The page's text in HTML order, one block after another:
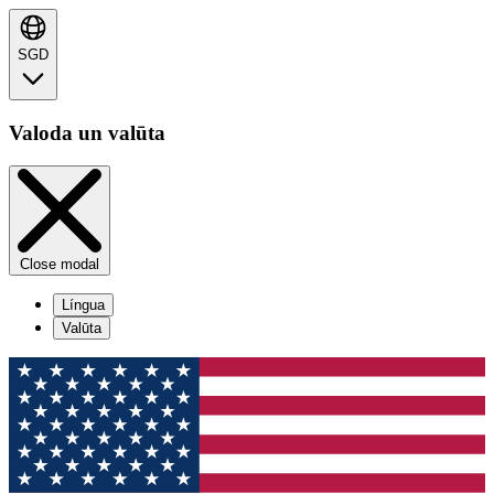
SGD
Valoda un valūta
Close modal
Língua
Valūta